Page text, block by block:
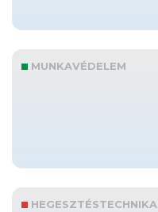
MUNKAVÉDELEM
HEGESZTÉSTECHNIKA